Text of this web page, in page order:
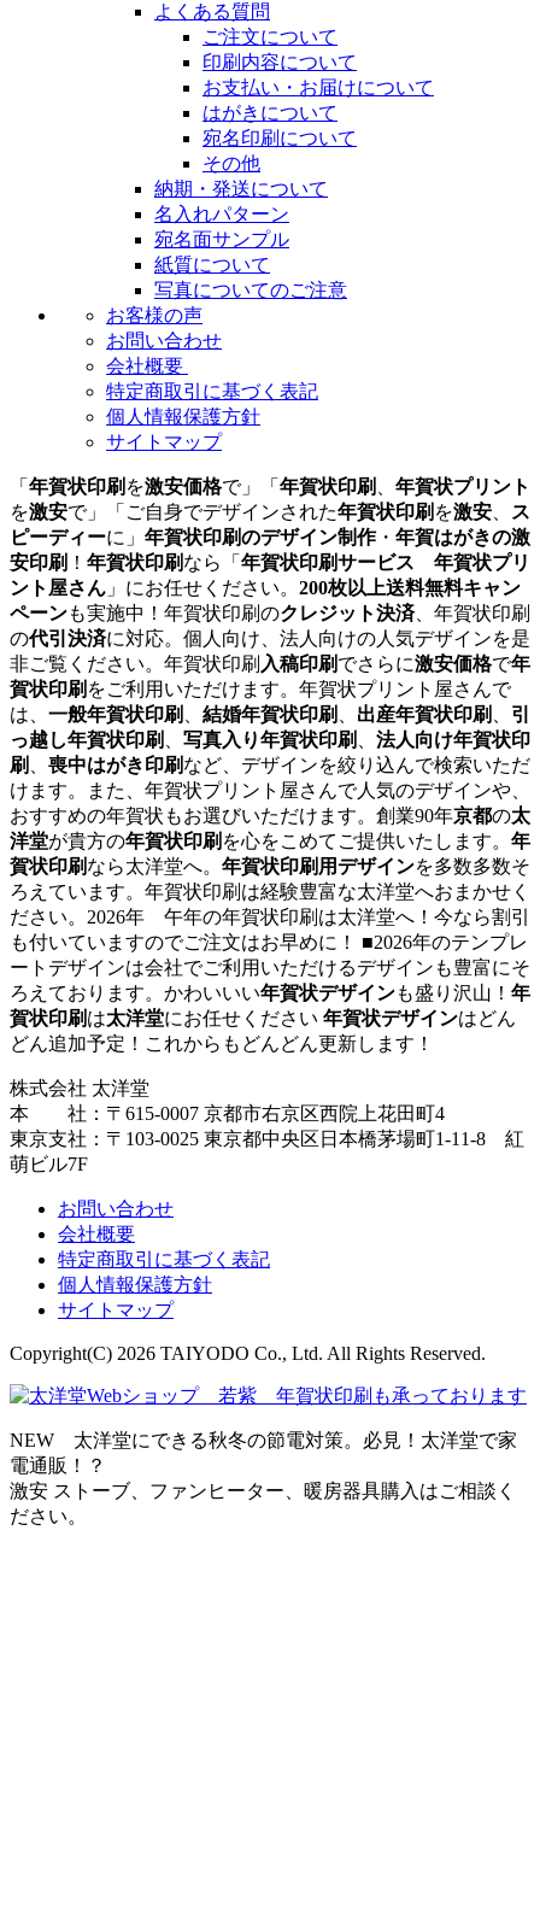
よくある質問
ご注文について
印刷内容について
お支払い・お届けについて
はがきについて
宛名印刷について
その他
納期・発送について
名入れパターン
宛名面サンプル
紙質について
写真についてのご注意
お客様の声
お問い合わせ
会社概要
特定商取引に基づく表記
個人情報保護方針
サイトマップ
「 年賀状印刷 を激安価格で」「 年賀状印刷
年賀状プリント
を激安で」「ご自身でデザインされた年賀状印刷 を激安
ス
ピーディーに」 年賀状印刷のデザイン制作・ 年賀はがきの激
安印刷 ！ 年賀状印刷 なら「 年賀状印刷サービス 年賀状プリ
ント屋さん 」にお任せください。 200枚以上送料無料キャン
ペーンも実施中！年賀状印刷のクレジット決済、年賀状印刷
の代引決済に対応。個人向け、法人向けの人気デザインを是
非ご覧ください。年賀状印刷 入稿印刷 でさらに激安価格で年
賀状印刷 をご利用いただけます。年賀状プリント屋さんで
は、 一般年賀状印刷 結婚年賀状印刷 出産年賀状印刷
引
っ越し年賀状印刷
写真入り年賀状印刷
法人向け年賀状印
刷
喪中はがき印刷 など、デザインを絞り込んで検索いただ
けます。また、年賀状プリント屋さんで人気のデザインや、
おすすめの年賀状もお選びいただけます。創業90年京都の太
洋堂が貴方の年賀状印刷 を心をこめてご提供いたします。 年
賀状印刷 なら太洋堂へ。 年賀状印刷用デザインを多数多数そ
ろえています。年賀状印刷は経験豊富な太洋堂へおまかせく
ださい。2026年 午年の年賀状印刷は太洋堂へ！今なら割引
も付いていますのでご注文はお早めに！ ■2026年のテンプレ
ートデザインは会社でご利用いただけるデザインも豊富にそ
ろえております。かわいいい年賀状デザインも盛り沢山！ 年
賀状印刷 は太洋堂にお任せください 年賀状デザインはどん
どん追加予定！これからもどんどん更新します！
株式会社 太洋堂
本 社：〒615-0007 京都市右京区西院上花田町4
東京支社：〒103-0025 東京都中央区日本橋茅場町1-11-8 紅
萌ビル7F
お問い合わせ
会社概要
特定商取引に基づく表記
個人情報保護方針
サイトマップ
Copyright(C) 2026 TAIYODO Co., Ltd. All Rights Reserved.
NEW 太洋堂にできる秋冬の節電対策。必見！太洋堂で家
電通販！？
激安 ストーブ、ファンヒーター、暖房器具購入はご相談く
ださい。